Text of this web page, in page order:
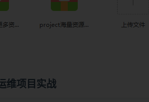
维项目实战